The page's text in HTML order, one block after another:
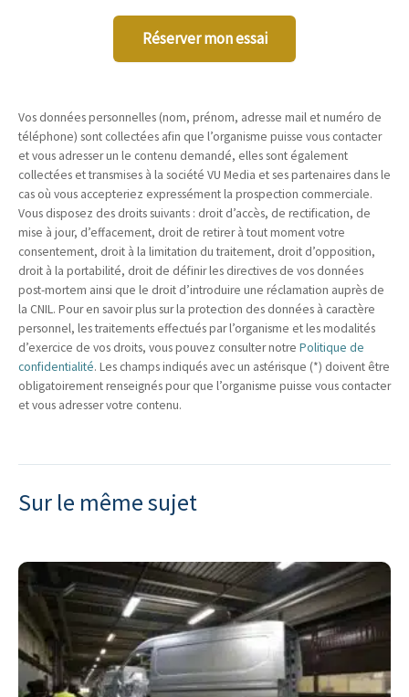
Réserver mon essai
Vos données personnelles (nom, prénom, adresse mail et numéro de
téléphone) sont collectées afin que l’organisme puisse vous contacter
et vous adresser un le contenu demandé, elles sont également
collectées et transmises à la société VU Media et ses partenaires dans le
cas où vous accepteriez expressément la prospection commerciale.
Vous disposez des droits suivants : droit d’accès, de rectification, de
mise à jour, d’effacement, droit de retirer à tout moment votre
consentement, droit à la limitation du traitement, droit d’opposition,
droit à la portabilité, droit de définir les directives de vos données
post-mortem ainsi que le droit d’introduire une réclamation auprès de
la CNIL. Pour en savoir plus sur la protection des données à caractère
personnel, les traitements effectués par l’organisme et les modalités
d’exercice de vos droits, vous pouvez consulter notre Politique de
confidentialité. Les champs indiqués avec un astérisque (*) doivent être
obligatoirement renseignés pour que l’organisme puisse vous contacter
et vous adresser votre contenu.
Sur le même sujet